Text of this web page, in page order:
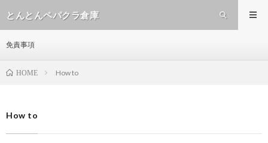
とんとんペパクラ倉庫
免責事項
HOME How to
How to